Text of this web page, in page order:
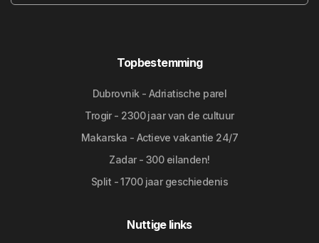
Topbestemming
Dubrovnik - Adriatische parel
Trogir - 2300 jaar van de cultuur
Makarska - Actieve vakantie 24/7
Zadar - 300 eilanden!
Split - 1700 jaar geschiedenis
Nuttige links